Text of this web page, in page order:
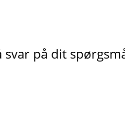
svar på dit